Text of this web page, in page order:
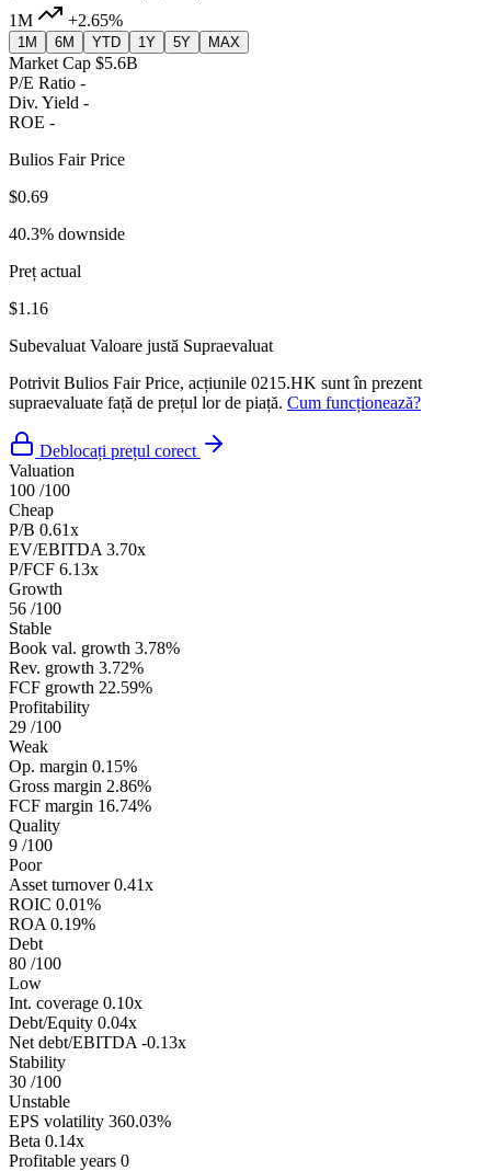
1M
+2.65%
1M 6M YTD 1Y 5Y MAX
Market Cap $5.6B
P/E Ratio -
Div. Yield -
ROE -
Bulios Fair Price
$0.69
40.3% downside
Preț actual
$1.16
Subevaluat Valoare justă Supraevaluat
Potrivit Bulios Fair Price, acțiunile 0215.HK sunt în prezent
supraevaluate față de prețul lor de piață. Cum funcționează?
Deblocați prețul corect
Valuation
100 /100
Cheap
P/B 0.61x
EV/EBITDA 3.70x
P/FCF 6.13x
Growth
56 /100
Stable
Book val. growth 3.78%
Rev. growth 3.72%
FCF growth 22.59%
Profitability
29 /100
Weak
Op. margin 0.15%
Gross margin 2.86%
FCF margin 16.74%
Quality
9 /100
Poor
Asset turnover 0.41x
ROIC 0.01%
ROA 0.19%
Debt
80 /100
Low
Int. coverage 0.10x
Debt/Equity 0.04x
Net debt/EBITDA -0.13x
Stability
30 /100
Unstable
EPS volatility 360.03%
Beta 0.14x
Profitable years 0